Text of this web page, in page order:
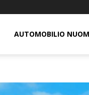
AUTOMOBILIO